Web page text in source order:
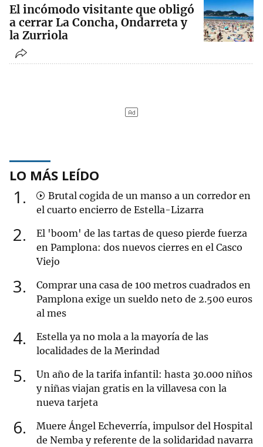
El incómodo visitante que obligó
a cerrar La Concha, Ondarreta y
la Zurriola
LO MÁS LEÍDO
1
Brutal cogida de un manso a un corredor en
el cuarto encierro de Estella-Lizarra
2
El 'boom' de las tartas de queso pierde fuerza
en Pamplona: dos nuevos cierres en el Casco
Viejo
3
Comprar una casa de 100 metros cuadrados en
Pamplona exige un sueldo neto de 2.500 euros
al mes
4
Estella ya no mola a la mayoría de las
localidades de la Merindad
5
Un año de la tarifa infantil: hasta 30.000 niños
y niñas viajan gratis en la villavesa con la
nueva tarjeta
6
Muere Ángel Echeverría, impulsor del Hospital
de Nemba y referente de la solidaridad navarra